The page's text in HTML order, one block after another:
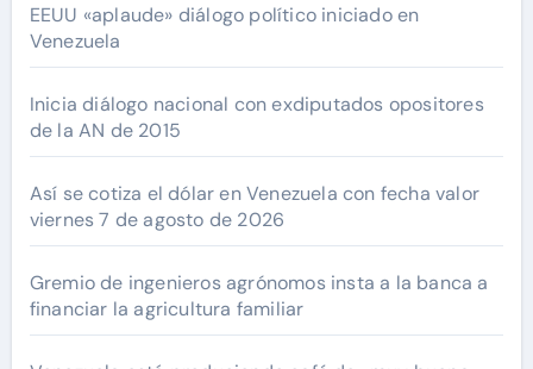
EEUU «aplaude» diálogo político iniciado en
Venezuela
Inicia diálogo nacional con exdiputados opositores
de la AN de 2015
Así se cotiza el dólar en Venezuela con fecha valor
viernes 7 de agosto de 2026
Gremio de ingenieros agrónomos insta a la banca a
financiar la agricultura familiar